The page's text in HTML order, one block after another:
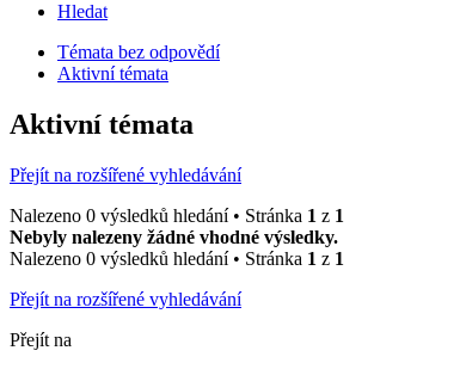
Hledat
Témata bez odpovědí
Aktivní témata
Aktivní témata
Přejít na rozšířené vyhledávání
Nalezeno 0 výsledků hledání • Stránka 1 z 1
Nebyly nalezeny žádné vhodné výsledky.
Nalezeno 0 výsledků hledání • Stránka 1 z 1
Přejít na rozšířené vyhledávání
Přejít na